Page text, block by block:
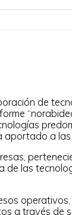
de
a las
de las
a través de